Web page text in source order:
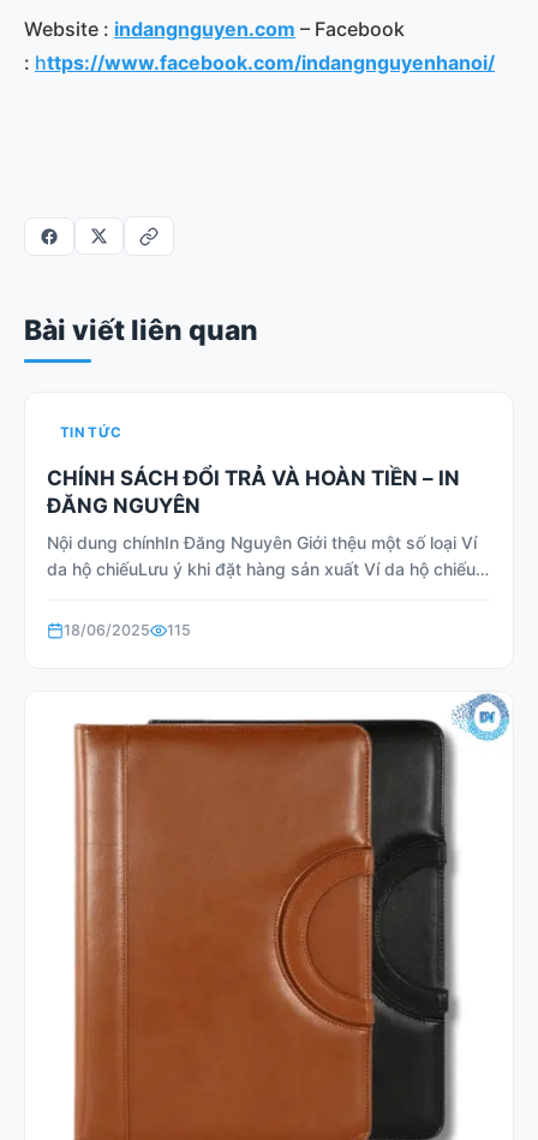
Website : indangnguyen.com – Facebook
: https://www.facebook.com/indangnguyenhanoi/
Bài viết liên quan
TIN TỨC
CHÍNH SÁCH ĐỔI TRẢ VÀ HOÀN TIỀN – IN
ĐĂNG NGUYÊN
Nội dung chínhIn Đăng Nguyên Giới thệu một số loại Ví
da hộ chiếuLưu ý khi đặt hàng sản xuất Ví da hộ chiếu…
18/06/2025 115